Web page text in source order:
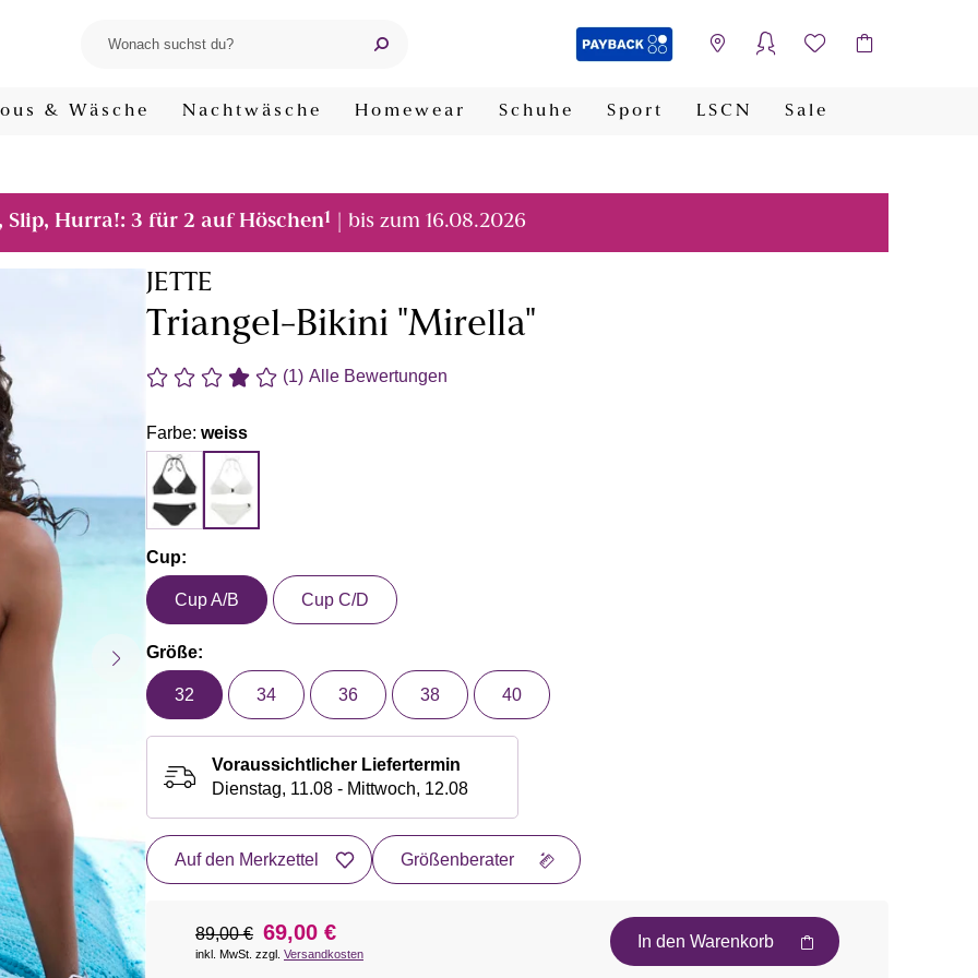
& Wäsche Nachtwäsche Homewear Schuhe Sport LSCN Sale
Slip, Hurra!: 3 für 2 auf Höschen1 | bis zum 16.08.2026
JETTE
Triangel-Bikini "Mirella"
(1) Alle Bewertungen
Farbe: weiss
Cup:
Cup A/B Cup C/D
Größe:
32 34 36 38 40
Voraussichtlicher Liefertermin
Dienstag, 11.08 - Mittwoch, 12.08
Auf den Merkzettel Größenberater
89,00 € 69,00 €
inkl. MwSt. zzgl. Versandkosten
In den Warenkorb